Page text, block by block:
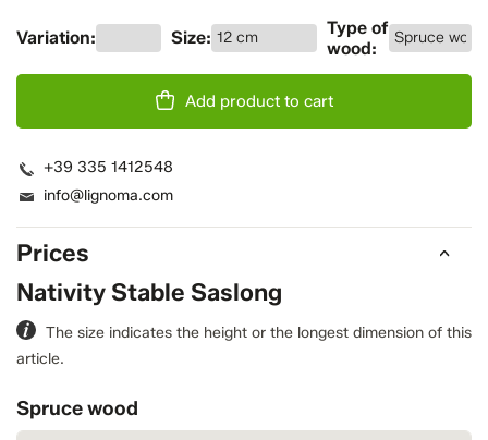
Prices
Nativity Stable Saslong
The size indicates the height or the longest dimension of this
article.
Spruce wood
Add product to cart
+39 335 1412548
info@lignoma.com